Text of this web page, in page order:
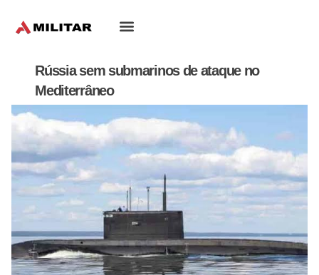
Rússia sem submarinos de ataque no
Mediterrâneo